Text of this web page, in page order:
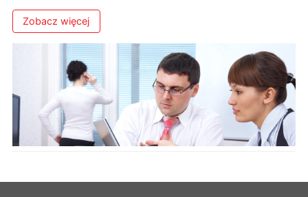
Zobacz więcej